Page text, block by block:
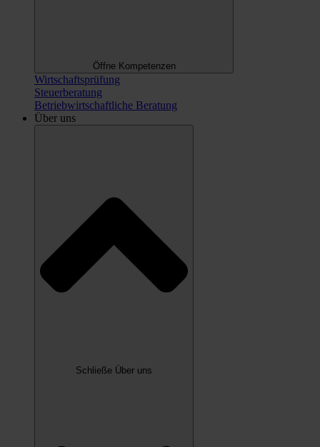
Öffne Kompetenzen
Wirtschaftsprüfung
Steuerberatung
Betriebwirtschaftliche Beratung
Über uns
Schließe Über uns